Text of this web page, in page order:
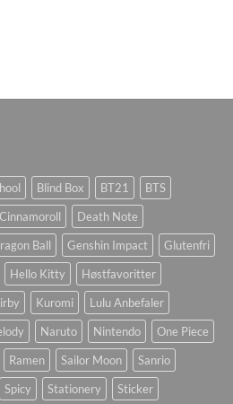
Blind Box BT21
BTS
Cinnamoroll
Death Note
Ball Genshin Impact
Glutenfri
Hello Kitty
Høstfavoritter
Kuromi
Lulu Anbefaler
Naruto Nintendo
One Piece
Ramen Sailor Moon
Sanrio
Spicy Stationery
Sticker